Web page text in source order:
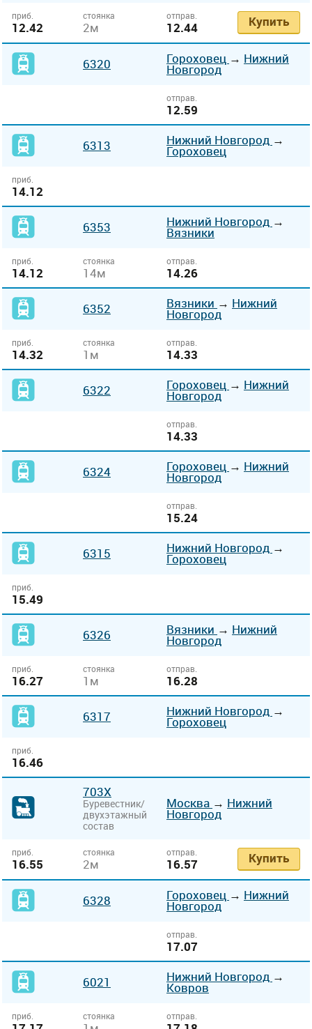
приб.
12.42
стоянка
2м
отправ.
12.44 Купить
6320 Гороховец → Нижний
Новгород
отправ.
12.59
6313 Нижний Новгород →
Гороховец
приб.
14.12
6353 Нижний Новгород →
Вязники
приб.
14.12
стоянка
14м
отправ.
14.26
6352 Вязники → Нижний
Новгород
приб.
14.32
стоянка
1м
отправ.
14.33
6322 Гороховец → Нижний
Новгород
отправ.
14.33
6324 Гороховец → Нижний
Новгород
отправ.
15.24
6315 Нижний Новгород →
Гороховец
приб.
15.49
6326 Вязники → Нижний
Новгород
приб.
16.27
стоянка
1м
отправ.
16.28
6317 Нижний Новгород →
Гороховец
приб.
16.46
703Х
Буревестник/
двухэтажный
состав
Москва → Нижний
Новгород
приб.
16.55
стоянка
2м
отправ.
16.57 Купить
6328 Гороховец → Нижний
Новгород
отправ.
17.07
6021 Нижний Новгород →
Ковров
приб. стоянка отправ.